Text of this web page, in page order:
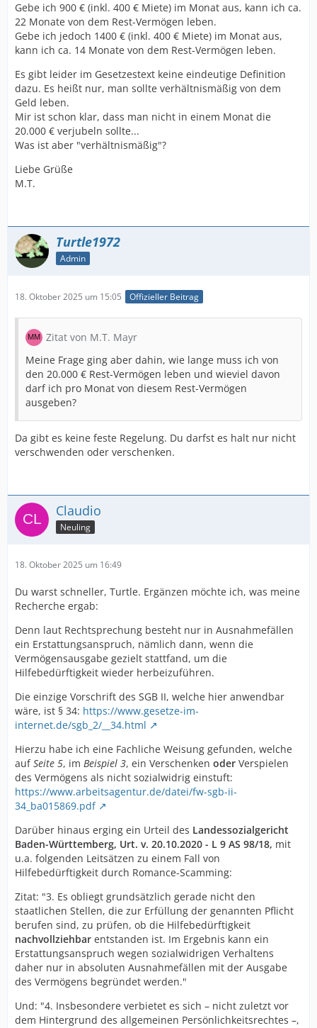
Gebe ich 900 € (inkl. 400 € Miete) im Monat aus, kann ich ca.
22 Monate von dem Rest-Vermögen leben.
Gebe ich jedoch 1400 € (inkl. 400 € Miete) im Monat aus,
kann ich ca. 14 Monate von dem Rest-Vermögen leben.
Es gibt leider im Gesetzestext keine eindeutige Definition
dazu. Es heißt nur, man sollte verhältnismäßig von dem
Geld leben.
Mir ist schon klar, dass man nicht in einem Monat die
20.000 € verjubeln sollte...
Was ist aber "verhältnismäßig"?
Liebe Grüße
M.T.
Turtle1972
Admin
18. Oktober 2025 um 15:05 Offizieller Beitrag
Zitat von M.T. Mayr
Meine Frage ging aber dahin, wie lange muss ich von
den 20.000 € Rest-Vermögen leben und wieviel davon
darf ich pro Monat von diesem Rest-Vermögen
ausgeben?
Da gibt es keine feste Regelung. Du darfst es halt nur nicht
verschwenden oder verschenken.
Claudio
Neuling
18. Oktober 2025 um 16:49
Du warst schneller, Turtle. Ergänzen möchte ich, was meine
Recherche ergab:
Denn laut Rechtsprechung besteht nur in Ausnahmefällen
ein Erstattungsanspruch, nämlich dann, wenn die
Vermögensausgabe gezielt stattfand, um die
Hilfebedürftigkeit wieder herbeizuführen.
Die einzige Vorschrift des SGB II, welche hier anwendbar
wäre, ist § 34: https://www.gesetze-im-
internet.de/sgb_2/__34.html
Hierzu habe ich eine Fachliche Weisung gefunden, welche
aufSeite 5, im Beispiel 3, ein Verschenken oder Verspielen
des Vermögens als nicht sozialwidrig einstuft:
https://www.arbeitsagentur.de/datei/fw-sgb-ii-
34_ba015869.pdf
Darüber hinaus erging ein Urteil des Landessozialgericht
Baden-Württemberg, Urt. v. 20.10.2020 - L 9 AS 98/18, mit
u.a. folgenden Leitsätzen zu einem Fall von
Hilfebedürftigkeit durch Romance-Scamming:
Zitat: "3. Es obliegt grundsätzlich gerade nicht den
staatlichen Stellen, die zur Erfüllung der genannten Pflicht
berufen sind, zu prüfen, ob die Hilfebedürftigkeit
nachvollziehbar entstanden ist. Im Ergebnis kann ein
Erstattungsanspruch wegen sozialwidrigen Verhaltens
daher nur in absoluten Ausnahmefällen mit der Ausgabe
des Vermögens begründet werden."
Und: "4. Insbesondere verbietet es sich – nicht zuletzt vor
dem Hintergrund des allgemeinen Persönlichkeitsrechtes –,